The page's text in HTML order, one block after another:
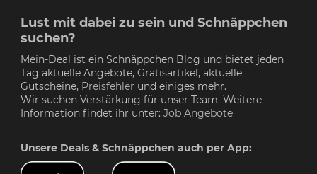
Lust mit dabei zu sein und Schnäppchen
suchen?
Mein-Deal ist ein Schnäppchen Blog und bietet jeden
Tag aktuelle Angebote, Gratisartikel, aktuelle
Gutscheine, Preisfehler und einiges mehr.
Wir suchen Verstärkung für unser Team. Weitere
Information findet ihr unter: Job Angebote
Unsere Deals & Schnäppchen auch per App: